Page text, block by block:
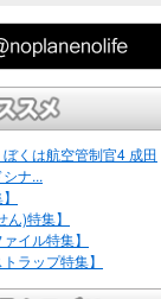
ぼくは航空管制官4 成田
ナ...
ん)特集】
イル特集】
トラップ特集】